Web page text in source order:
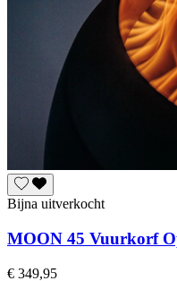
Bijna uitverkocht
MOON 45 Vuurkorf
€ 349,95